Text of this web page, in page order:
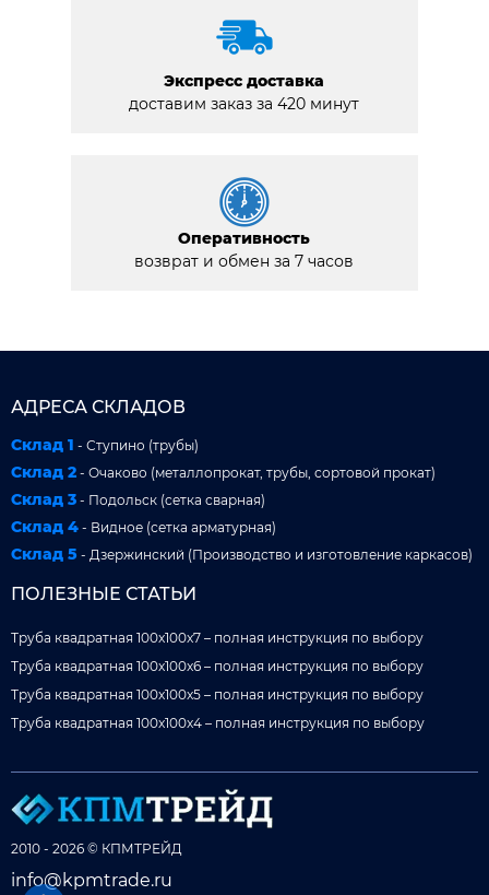
Экспресс доставка
доставим заказ за 420 минут
Оперативность
возврат и обмен за 7 часов
АДРЕСА СКЛАДОВ
Склад 1 - Ступино (трубы)
Склад 2 - Очаково (металлопрокат, трубы, сортовой прокат)
Склад 3 - Подольск (сетка сварная)
Склад 4 - Видное (сетка арматурная)
Склад 5 - Дзержинский (Производство и изготовление каркасов)
ПОЛЕЗНЫЕ СТАТЬИ
Труба квадратная 100x100x7 – полная инструкция по выбору
Труба квадратная 100x100x6 – полная инструкция по выбору
Труба квадратная 100x100x5 – полная инструкция по выбору
Труба квадратная 100x100x4 – полная инструкция по выбору
2010 - 2026 © КПМТРЕЙД
info@kpmtrade.ru